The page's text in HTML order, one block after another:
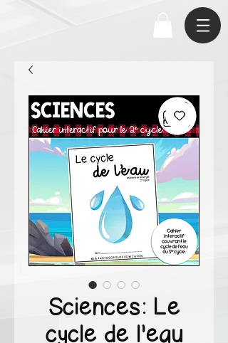
Sciences: Le
cycle de l'eau